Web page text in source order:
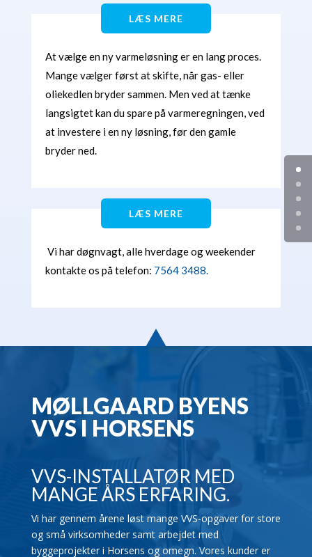
LÆS MERE
At vælge en ny varmeløsning er en lang proces.
Mange vælger først at skifte, når gas- eller
oliekedlen bryder sammen. Men ved at tænke
langsigtet kan du spare på varmeregningen, ved
at investere i en ny løsning, før den gamle
bryder ned.
LÆS MERE
Vi har døgnvagt, alle hverdage og weekender
kontakte os på telefon: 7564 3488.
MØLLGAARD BYENS
VVS I HORSENS
VVS-INSTALLATØR MED
MANGE ÅRS ERFARING.
Vi har gennem årene løst mange VVS-opgaver for store
og små virksomheder samt arbejdet med
byggeprojekter i Horsens og omegn. Vores kunder er